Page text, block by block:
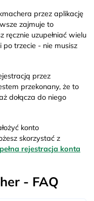
przez aplikację
zajmuje to
ręcznie uzupełniać wielu
trzecie - nie musisz
przez
przekonany, że to
dołącza do niego
konto
skorzystać z
pełna rejestracja konta
- FAQ